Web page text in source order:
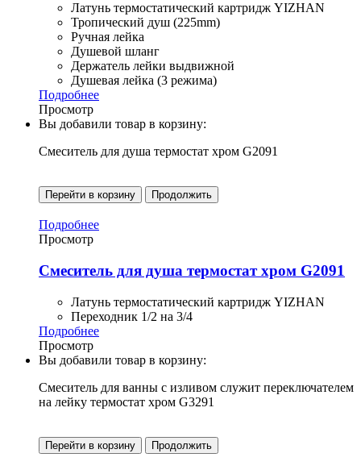
Латунь термостатический картридж YIZHAN
Тропический душ (225mm)
Ручная лейка
Душевой шланг
Держатель лейки выдвижной
Душевая лейка (3 режима)
Подробнее
Просмотр
Вы добавили товар в корзину:
Смеситель для душа термостат хром G2091
Перейти в корзину Продолжить
Подробнее
Просмотр
Смеситель для душа термостат хром G2091
Латунь термостатический картридж YIZHAN
Переходник 1/2 на 3/4
Подробнее
Просмотр
Вы добавили товар в корзину:
Смеситель для ванны с изливом служит переключателем
на лейку термостат хром G3291
Перейти в корзину Продолжить